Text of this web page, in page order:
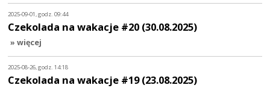
2025-09-01, godz. 09:44
Czekolada na wakacje #20 (30.08.2025)
» więcej
2025-08-26, godz. 14:18
Czekolada na wakacje #19 (23.08.2025)